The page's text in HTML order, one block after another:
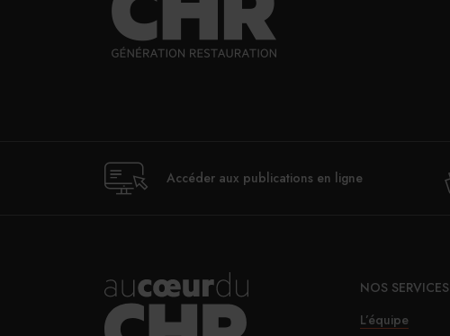
Accéder aux publications en ligne
NOS SERVICES
L’équipe